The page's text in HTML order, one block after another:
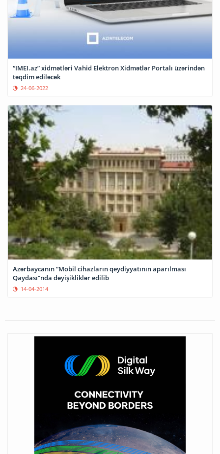
“IMEI.az” xidmətləri Vahid Elektron Xidmətlər Portalı üzərindən
təqdim ediləcək
24-06-2022
Azərbaycanın “Mobil cihazların qeydiyyatının aparılması
Qaydası”nda dəyişikliklər edilib
14-04-2014